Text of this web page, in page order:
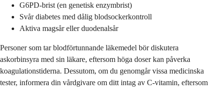
G6PD-brist (en genetisk enzymbrist)
Svår diabetes med dålig blodsockerkontroll
Aktiva magsår eller duodenalsår
Personer som tar blodförtunnande läkemedel bör diskutera
askorbinsyra med sin läkare, eftersom höga doser kan påverka
koagulationstiderna. Dessutom, om du genomgår vissa medicinska
tester, informera din vårdgivare om ditt intag av C-vitamin, eftersom